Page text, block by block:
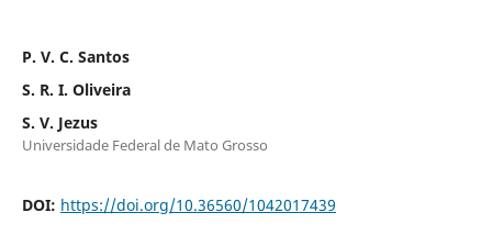
P. V. C. Santos
S. R. I. Oliveira
S. V. Jezus
Universidade Federal de Mato Grosso
DOI: https://doi.org/10.36560/1042017439